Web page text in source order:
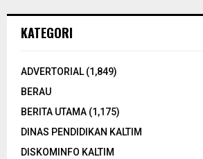
KATEGORI
ADVERTORIAL(1,849)
BERAU
BERITA UTAMA (1,175)
DINAS PENDIDIKAN KALTIM
DISKOMINFO KALTIM